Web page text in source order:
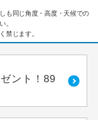
も同じ角度・高度・天候での
。
禁じます。
ント！89